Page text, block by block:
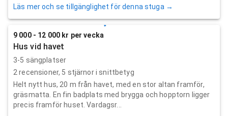
Läs mer och se tillgänglighet för denna stuga →
9 000 - 12 000 kr per vecka
Hus vid havet
3-5 sängplatser
2 recensioner, 5 stjärnor i snittbetyg
Helt nytt hus, 20 m från havet, med en stor altan framför,
gräsmatta. En fin badplats med brygga och hopptorn ligger
precis framför huset. Vardagsr...